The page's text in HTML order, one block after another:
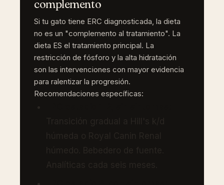
complemento
Si tu gato tiene ERC diagnosticada, la dieta
no es un "complemento al tratamiento". La
dieta ES el tratamiento principal. La
restricción de fósforo y la alta hidratación
son las intervenciones con mayor evidencia
para ralentizar la progresión.
Recomendaciones específicas: